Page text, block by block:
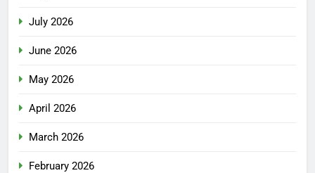
July 2026
June 2026
May 2026
April 2026
March 2026
February 2026